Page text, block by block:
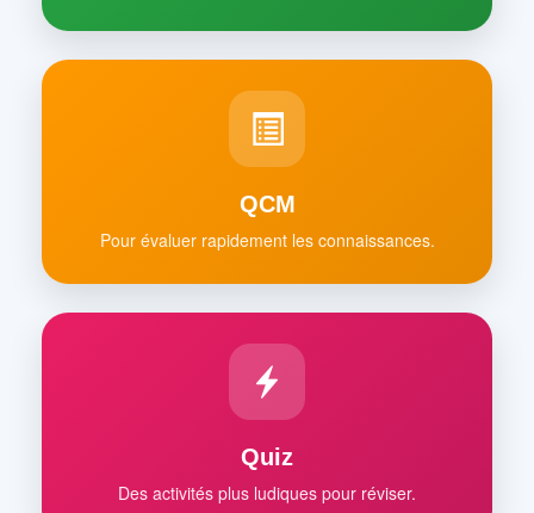
QCM
Pour évaluer rapidement les connaissances.
Quiz
Des activités plus ludiques pour réviser.